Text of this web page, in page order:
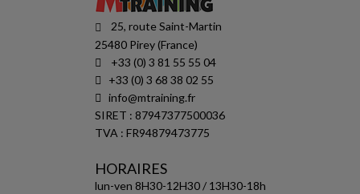
25, route Saint-Martin
25480 Pirey (France)
+33 (0) 3 81 55 55 04
+33 (0) 3 68 38 02 55
info@mtraining.fr
SIRET : 87947377500036
TVA : FR94879473775
HORAIRES
lun-ven 8H30-12H30 / 13H30-18h